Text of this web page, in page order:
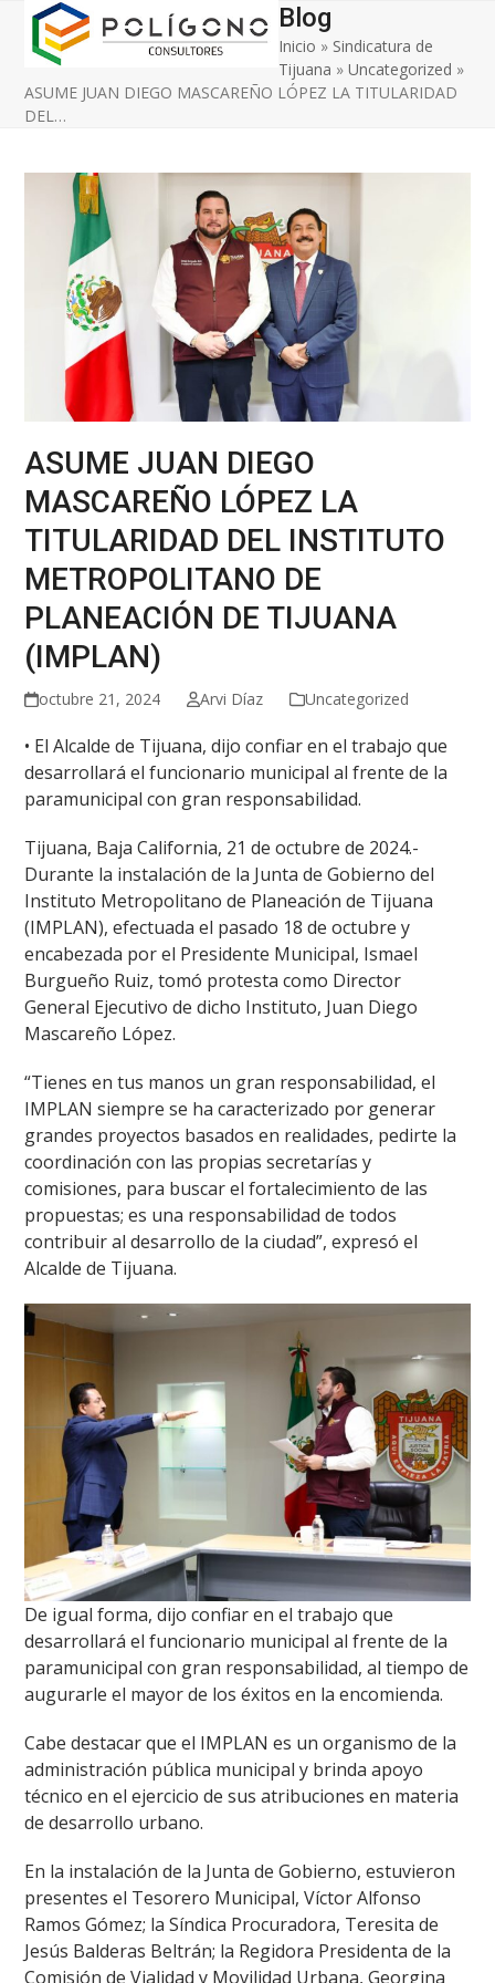
Skip
content
Open
mobile
menu
Close
mobile
menu
Blog
Inicio » Sindicatura de
Tijuana »Uncategorized »
ASUME JUAN DIEGO MASCAREÑO LÓPEZ LA TITULARIDAD
DEL…
ASUME JUAN DIEGO
MASCAREÑO LÓPEZ LA
TITULARIDAD DEL INSTITUTO
METROPOLITANO DE
PLANEACIÓN DE TIJUANA
(IMPLAN)
octubre 21, 2024 Arvi Díaz Uncategorized
• El Alcalde de Tijuana, dijo confiar en el trabajo que
desarrollará el funcionario municipal al frente de la
paramunicipal con gran responsabilidad.
Tijuana, Baja California, 21 de octubre de 2024.-
Durante la instalación de la Junta de Gobierno del
Instituto Metropolitano de Planeación de Tijuana
(IMPLAN), efectuada el pasado 18 de octubre y
encabezada por el Presidente Municipal, Ismael
Burgueño Ruiz, tomó protesta como Director
General Ejecutivo de dicho Instituto, Juan Diego
Mascareño López.
“Tienes en tus manos un gran responsabilidad, el
IMPLAN siempre se ha caracterizado por generar
grandes proyectos basados en realidades, pedirte la
coordinación con las propias secretarías y
comisiones, para buscar el fortalecimiento de las
propuestas; es una responsabilidad de todos
contribuir al desarrollo de la ciudad”, expresó el
Alcalde de Tijuana.
De igual forma, dijo confiar en el trabajo que
desarrollará el funcionario municipal al frente de la
paramunicipal con gran responsabilidad, al tiempo de
augurarle el mayor de los éxitos en la encomienda.
Cabe destacar que el IMPLAN es un organismo de la
administración pública municipal y brinda apoyo
técnico en el ejercicio de sus atribuciones en materia
de desarrollo urbano.
En la instalación de la Junta de Gobierno, estuvieron
presentes el Tesorero Municipal, Víctor Alfonso
Ramos Gómez; la Síndica Procuradora, Teresita de
Jesús Balderas Beltrán; la Regidora Presidenta de la
Comisión de Vialidad y Movilidad Urbana, Georgina